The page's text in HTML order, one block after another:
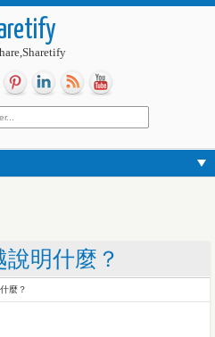
明什麼？
麼？